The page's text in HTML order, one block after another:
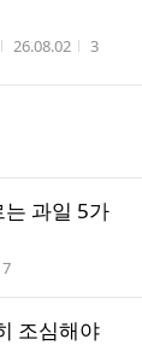
작성시간
26.08.02 조회수
3
과일 5가
조회수
7
조심해야